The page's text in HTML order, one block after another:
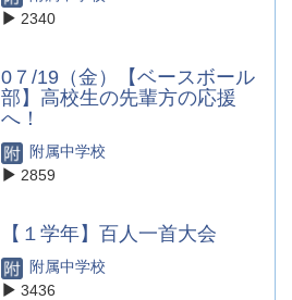
2340
0７/19（金）【ベースボール
部】高校生の先輩方の応援
へ！
附属中学校
2859
【１学年】百人一首大会
附属中学校
3436